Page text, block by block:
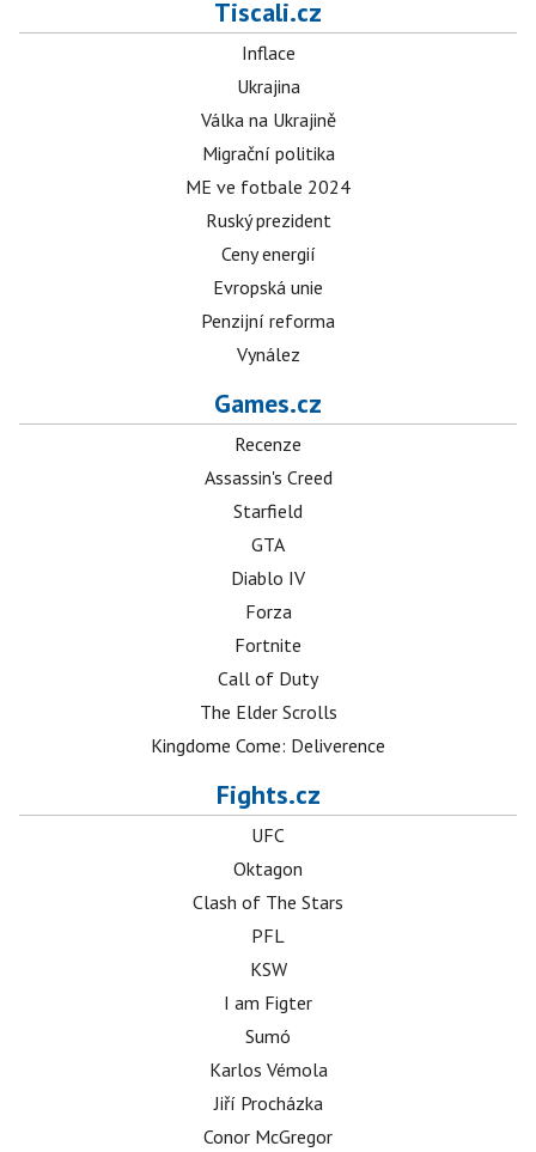
Tiscali.cz
Inflace
Ukrajina
Válka na Ukrajině
Migrační politika
ME ve fotbale 2024
Ruský prezident
Ceny energií
Evropská unie
Penzijní reforma
Vynález
Games.cz
Recenze
Assassin's Creed
Starfield
GTA
Diablo IV
Forza
Fortnite
Call of Duty
The Elder Scrolls
Kingdome Come: Deliverence
Fights.cz
UFC
Oktagon
Clash of The Stars
PFL
KSW
I am Figter
Sumó
Karlos Vémola
Jiří Procházka
Conor McGregor